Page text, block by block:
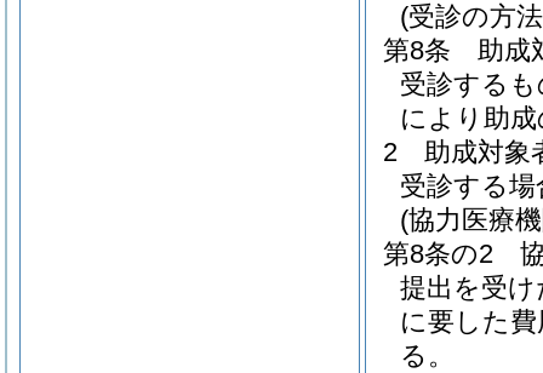
(受診の方
第8条
助成
受診する
により助
2
助成対象
受診する場
(協力医療
第8条の2
提出を受
に要した
る。